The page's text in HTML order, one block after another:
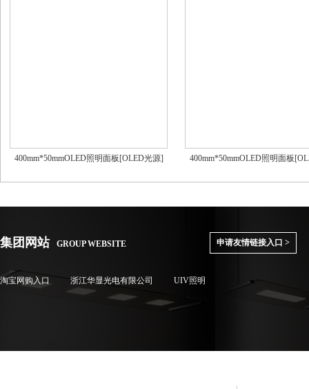
400mm*50mmOLED照明面板[OLED光源] 400mm*50mmOLED照明面板
申请友情链接入口 >
集团网站 GROUP WEBSITE
淘宝网购入口 浙江华显光电有限公司 UIV照明